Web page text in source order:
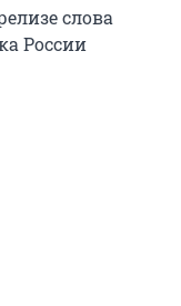
слова
России